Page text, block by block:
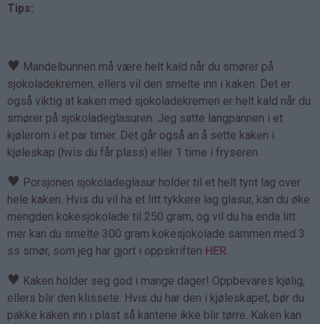
Tips:
♥ Mandelbunnen må være helt kald når du smører på
sjokoladekremen, ellers vil den smelte inn i kaken. Det er
også viktig at kaken med sjokoladekremen er helt kald når du
smører på sjokoladeglasuren. Jeg satte langpannen i et
kjølerom i et par timer. Det går også an å sette kaken i
kjøleskap (hvis du får plass) eller 1 time i fryseren.
♥ Porsjonen sjokoladeglasur holder til et helt tynt lag over
hele kaken. Hvis du vil ha et litt tykkere lag glasur, kan du øke
mengden kokesjokolade til 250 gram, og vil du ha enda litt
mer kan du smelte 300 gram kokesjokolade sammen med 3
ss smør, som jeg har gjort i oppskriften HER.
♥ Kaken holder seg god i mange dager! Oppbevares kjølig,
ellers blir den klissete. Hvis du har den i kjøleskapet, bør du
pakke kaken inn i plast så kantene ikke blir tørre. Kaken kan